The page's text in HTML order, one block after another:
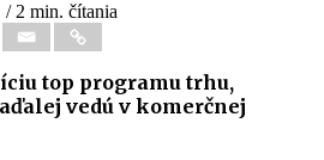
/ 2 min. čítania
top programu trhu,
vedú v komerčnej